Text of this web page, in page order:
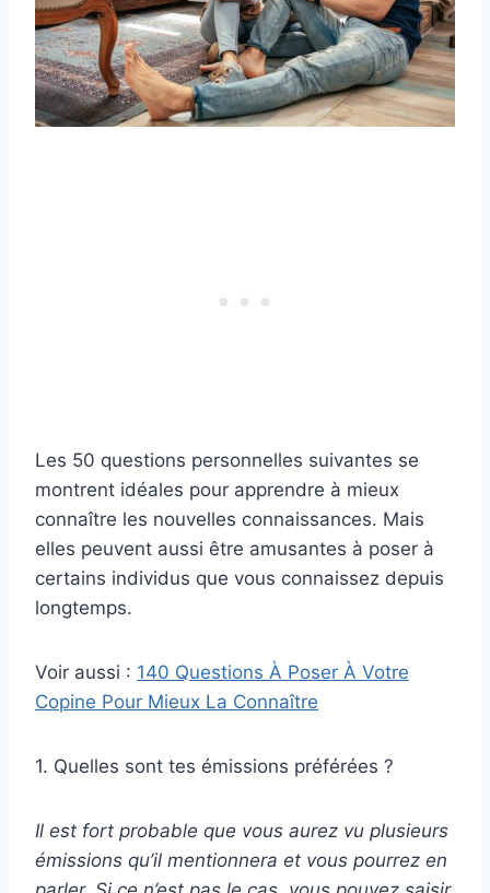
Les 50 questions personnelles suivantes se
montrent idéales pour apprendre à mieux
connaître les nouvelles connaissances. Mais
elles peuvent aussi être amusantes à poser à
certains individus que vous connaissez depuis
longtemps.
Voir aussi : 140 Questions À Poser À Votre
Copine Pour Mieux La Connaître
1. Quelles sont tes émissions préférées ?
Il est fort probable que vous aurez vu plusieurs
émissions qu’il mentionnera et vous pourrez en